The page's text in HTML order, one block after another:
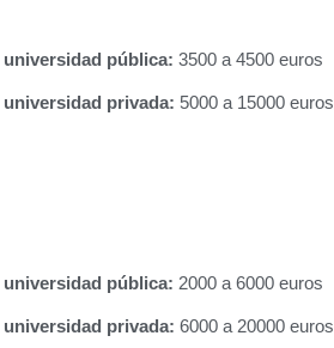
pública: 3500 a 4500 euros
privada: 5000 a 15000 euros
pública: 2000 a 6000 euros
privada: 6000 a 20000 euros